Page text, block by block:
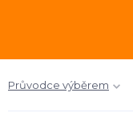
Průvodce výběrem